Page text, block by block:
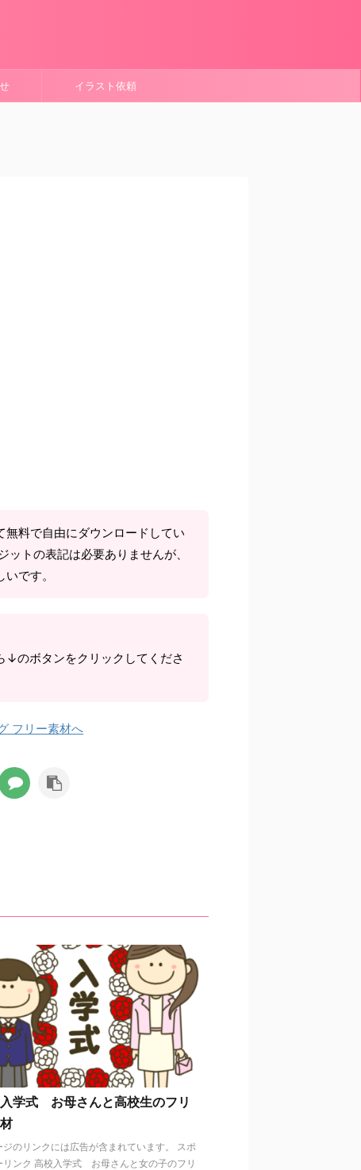
イラスト依頼
料で自由にダウンロードしてい
トの表記は必要ありませんが、
です。
↓のボタンをクリックしてくださ
学式 お母さんと高校生のフリ
ジのリンクには広告が含まれています。 スポ
リンク 高校入学式 お母さんと女の子のフリ